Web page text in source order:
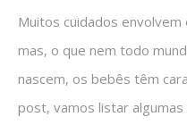
Muitos cuidados
mas, o que nem todo
nascem, os bebês têm
post, vamos listar